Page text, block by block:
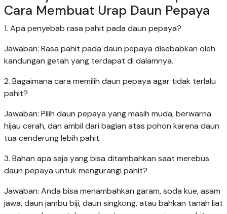
Cara Membuat Urap Daun Pepaya
1. Apa penyebab rasa pahit pada daun pepaya?
Jawaban: Rasa pahit pada daun pepaya disebabkan oleh
kandungan getah yang terdapat di dalamnya.
2. Bagaimana cara memilih daun pepaya agar tidak terlalu
pahit?
Jawaban: Pilih daun pepaya yang masih muda, berwarna
hijau cerah, dan ambil dari bagian atas pohon karena daun
tua cenderung lebih pahit.
3. Bahan apa saja yang bisa ditambahkan saat merebus
daun pepaya untuk mengurangi pahit?
Jawaban: Anda bisa menambahkan garam, soda kue, asam
jawa, daun jambu biji, daun singkong, atau bahkan tanah liat